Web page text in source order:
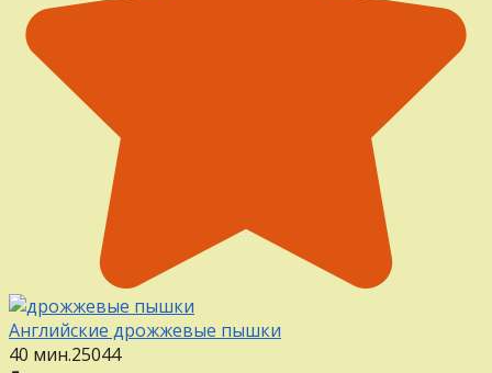
Английские дрожжевые пышки
40 мин.25044